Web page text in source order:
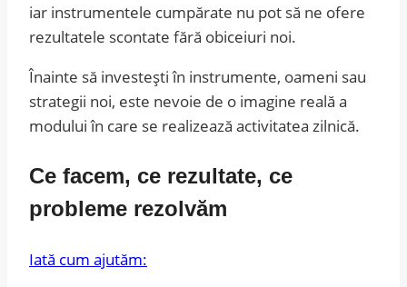
iar instrumentele cumpărate nu pot să ne ofere
rezultatele scontate fără obiceiuri noi.
Înainte să investești în instrumente, oameni sau
strategii noi, este nevoie de o imagine reală a
modului în care se realizează activitatea zilnică.
Ce facem, ce rezultate, ce
probleme rezolvăm
Iată cum ajutăm: